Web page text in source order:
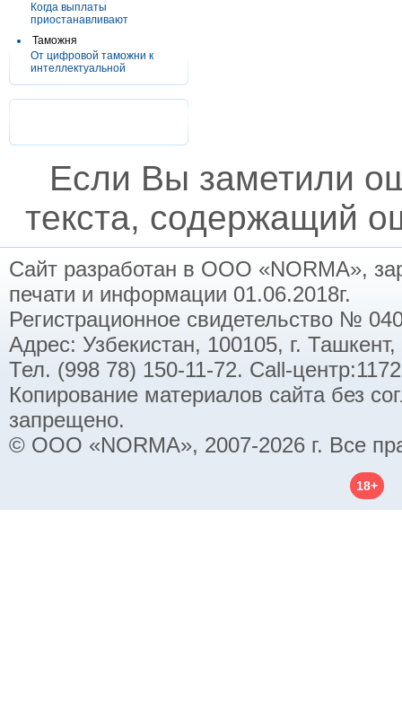
Когда выплаты
приостанавливают
Таможня
От цифровой таможни к
интеллектуальной
Если Вы заметили
текста, содержащий
Сайт разработан в ООО «NORMA»,
печати и информации 01.06.2018г.
Регистрационное свидетельство №
Адрес: Узбекистан, 100105, г.
Тел. (998 78) 150-11-72. Call-
Копирование материалов сайта без
запрещено.
© ООО «NORMA», 2007-2026 г. Все
18+